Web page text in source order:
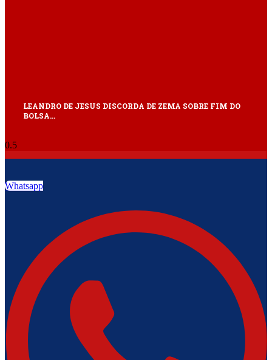
LEANDRO DE JESUS DISCORDA DE ZEMA SOBRE FIM DO
BOLSA…
Whatsapp